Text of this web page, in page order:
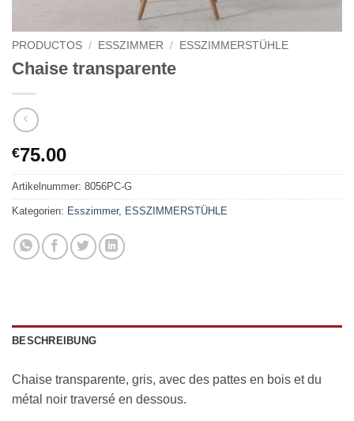
PRODUCTOS / ESSZIMMER / ESSZIMMERSTÜHLE
Chaise transparente
€75.00
Artikelnummer: 8056PC-G
Kategorien: Esszimmer, ESSZIMMERSTÜHLE
BESCHREIBUNG
Chaise transparente, gris, avec des pattes en bois et du
métal noir traversé en dessous.